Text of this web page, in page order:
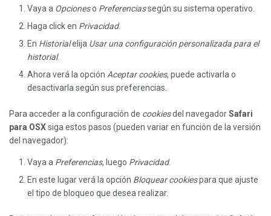
Vaya a Opcioneso Preferenciassegún su sistema operativo.
Haga click en Privacidad.
En Historialelija Usar una configuración personalizada para el
historial.
Ahora verá la opción Aceptar cookies, puede activarla o
desactivarla según sus preferencias.
Para acceder a la configuración de cookiesdel navegadorSafari
para OSXsiga estos pasos (pueden variar en función de la versión
del navegador):
Vaya a Preferencias, luego Privacidad.
En este lugar verá la opción Bloquear cookiespara que ajuste
el tipo de bloqueo que desea realizar.